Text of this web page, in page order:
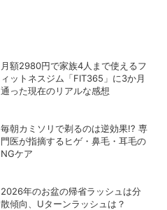
月額2980円で家族4人まで使えるフ
ィットネスジム「FIT365」に3か月
通った現在のリアルな感想
毎朝カミソリで剃るのは逆効果!? 専
門医が指摘するヒゲ・鼻毛・耳毛の
NGケア
2026年のお盆の帰省ラッシュは分
散傾向、Uターンラッシュは？